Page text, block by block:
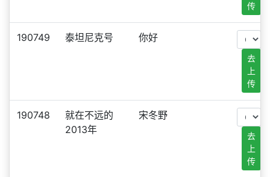
传
190749 泰坦尼克号 你好
去
上
传
190748
就在不远的
2013年
宋冬野
去
上
传